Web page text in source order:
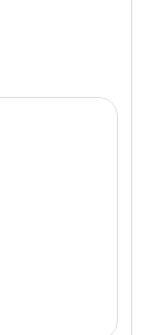
ยดที่ซ่อนอยู่
รรมดาๆ แต่
างการชมสัตว์
ที่มีความหมาย